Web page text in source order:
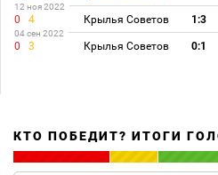
12 ноя 2022
0 4 Крылья Советов 1:3
04 сен 2022
0 3 Крылья Советов 0:1
КТО ПОБЕДИТ? ИТОГИ